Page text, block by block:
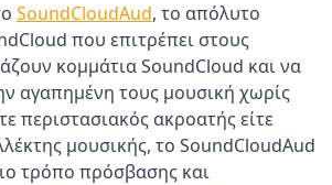
SoundCloudAud, το απόλυτο
που επιτρέπει στους
κομμάτια SoundCloud και να
αγαπημένη τους μουσική χωρίς
περιστασιακός ακροατής είτε
μουσικής, το SoundCloudAud
τρόπο πρόσβασης και